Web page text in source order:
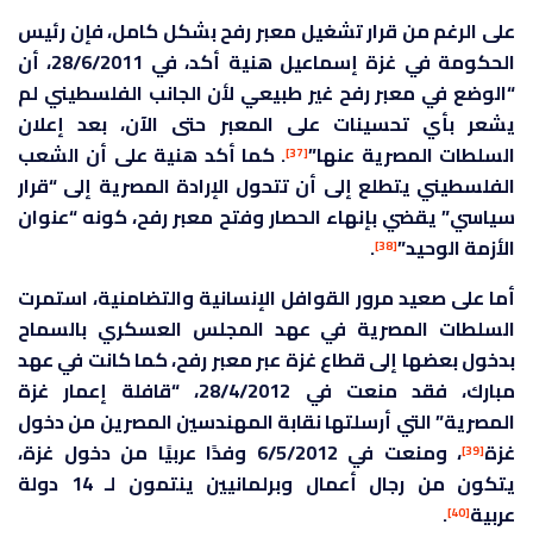
على الرغم من قرار تشغيل معبر رفح بشكل كامل، فإن رئيس
الحكومة في غزة إسماعيل هنية أكد، في 28/6/2011، أن
“الوضع في معبر رفح غير طبيعي لأن الجانب الفلسطيني لم
يشعر بأي تحسينات على المعبر حتى الآن، بعد إعلان
السلطات المصرية عنها”[37]
. كما أكد هنية على أن الشعب
الفلسطيني يتطلع إلى أن تتحول الإرادة المصرية إلى “قرار
سياسي” يقضي بإنهاء الحصار وفتح معبر رفح، كونه “عنوان
الأزمة الوحيد”[38]
.
أما على صعيد مرور القوافل الإنسانية والتضامنية، استمرت
السلطات المصرية في عهد المجلس العسكري بالسماح
بدخول بعضها إلى قطاع غزة عبر معبر رفح، كما كانت في عهد
مبارك، فقد منعت في 28/4/2012، “قافلة إعمار غزة
المصرية” التي أرسلتها نقابة المهندسين المصرين من دخول
غزة[39]
، ومنعت في 6/5/2012 وفدًا عربيًا من دخول غزة،
يتكون من رجال أعمال وبرلمانيين ينتمون لـ 14 دولة
عربية[40]
.